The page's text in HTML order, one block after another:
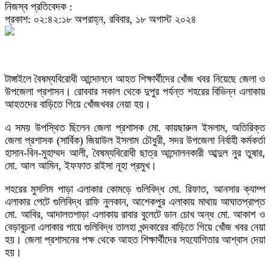
নিজস্ব প্রতিবেদক :
প্রকাশ: ০২:৪২:১৮ অপরাহ্ন, রবিবার, ১৮ অগাস্ট ২০২৪
টাঙ্গাইলে বৈষম্যবিরোধী আন্দোলনে আহত শিক্ষার্থীদের খোঁজ খবর নিয়েছে জেলা ও
উপজেলা প্রশাসন। রোববার সকাল থেকে দুপুর পর্যন্ত শহরের বিভিন্ন এলাকায়
আহতদের বাড়িতে গিয়ে খোঁজখবর নেয়া হয়।
এ সময় উপস্থিত ছিলেন জেলা প্রশাসক মো. কায়ছারুল ইসলাম, অতিরিক্ত
জেলা প্রশাসক (সার্বিক) জিয়াউল ইসলাম চৌধুরী, সদর উপজেলা নির্বাহী কর্মকর্তা
হাসান-বিন-মুহাম্মদ আলী, বৈষম্যবিরোধী ছাত্র আন্দোলনকারী আব্দুল নুর তুষার,
মো. আল আমিন, ইফফাত রাইসা নূহা প্রমুখ।
শহরের মুসলিম পাড়া এলাকার কোমড়ে গুলিবিদ্ধ মো. রিফাত, আনসার ক্যাম্প
এলাকার পেটে গুলিবিদ্ধ রাফি নুলকান, আশেকপুর এলাকায় মাথায় আঘাতপ্রাপ্ত
মো. আবির, আদালতপাড়া এলাকায় রাবার বুলেটে ডান চোখ অন্ধ মো. আকাশ ও
বেড়াবুচনা এলাকার পায়ে গুলিবিদ্ধ তালহা খন্দকারের বাড়িতে গিয়ে খোঁজ খবর নেয়া
হয়। জেলা প্রশাসনের পক্ষ থেকে আহত শিক্ষার্থীদের সহযোগিতার আশ্বাস দেয়া
হয়।